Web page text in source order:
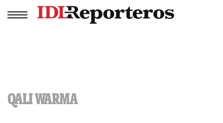
QALI WARMA